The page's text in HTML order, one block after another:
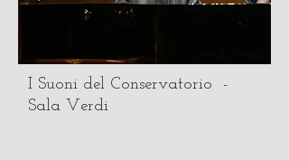
I Suoni del Conservatorio -
Sala Verdi